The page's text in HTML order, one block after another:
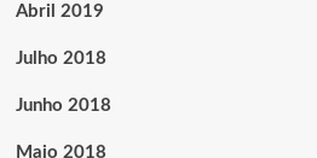
Abril 2019
Julho 2018
Junho 2018
Maio 2018